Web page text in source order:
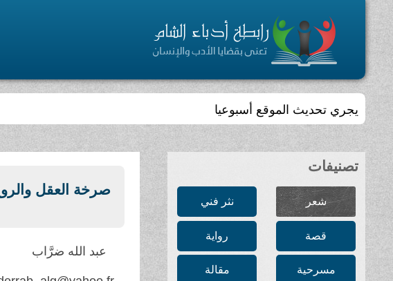
يجري تحديث الموقع أسبوعيا
تصنيفات
شعر نثر فني
قصة رواية
مسرحية مقالة
صرخة العقل
عبد الله ضرَّاب